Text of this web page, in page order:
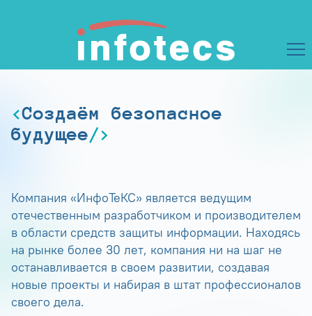
Создаём безопасное
будущее
Компания «ИнфоТеКС» является ведущим
отечественным разработчиком и производителем
в области средств защиты информации. Находясь
на рынке более 30 лет, компания ни на шаг не
останавливается в своем развитии, создавая
новые проекты и набирая в штат профессионалов
своего дела.